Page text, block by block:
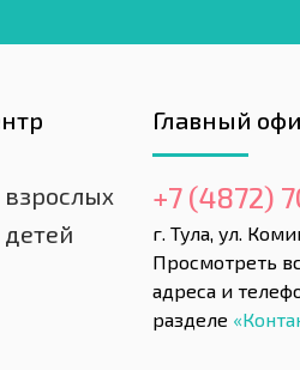
Главный
+7 (4872)
г. Тула, ул.
Просмотреть
адреса и
разделе